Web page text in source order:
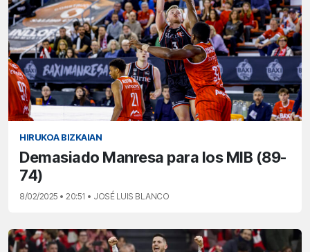
HIRUKOA BIZKAIAN
Demasiado Manresa para los MIB (89-
74)
8/02/2025 • 20:51 • JOSÉ LUIS BLANCO